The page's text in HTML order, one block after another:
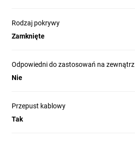
Rodzaj pokrywy
Zamknięte
Odpowiedni do zastosowań na zewnątrz
Nie
Przepust kablowy
Tak